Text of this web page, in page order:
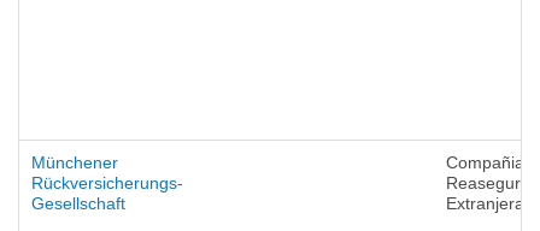
Münchener
Rückversicherungs-
Gesellschaft
Compañias
Reaseguro
Extranjeras